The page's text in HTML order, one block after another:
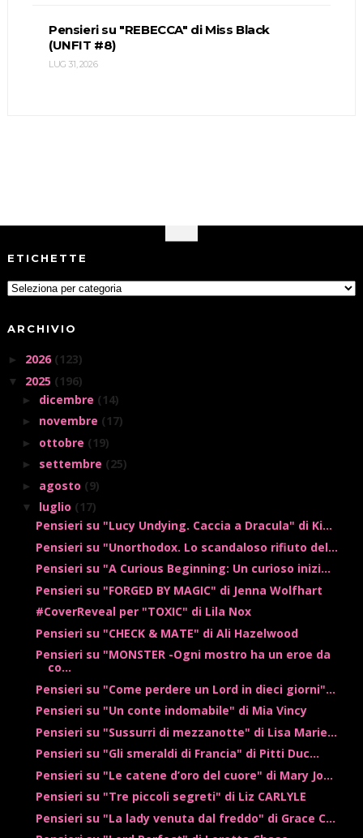
Pensieri su "REBECCA" di Miss Black
(UNFIT #8)
LUG 31, 2026
ETICHETTE
ARCHIVIO
► 2026 (123)
▼ 2025 (196)
► dicembre (14)
► novembre (17)
► ottobre (19)
► settembre (25)
► agosto (9)
▼ luglio (17)
Pensieri su "Lucy Undying. Caccia a Dracula" di Ki...
Pensieri su "Unorthodox. Lo scandaloso rifiuto del...
Pensieri su "A Curious Beginning: Un curioso inizi...
Pensieri su "FORGED BY MAGIC" di Jenna Wolfhart
#CoverReveal per "TOXIC" di Lila Nox
Pensieri su "CHECK & MATE" di Ali Hazelwood
Pensieri su "MONSTER -Ogni mostro ha un eroe da
co...
Pensieri su "Come perdere un Lord in dieci giorni"...
Pensieri su "Un conte indomabile" di Mia Vincy
Pensieri su "Sussurri di mezzanotte" di Lisa Marie...
Pensieri su "Gli smeraldi di Francia" di Pitti Duc...
Pensieri su "Le catene d’oro del cuore" di Mary Jo...
Pensieri su "Tre piccoli segreti" di Liz CARLYLE
Pensieri su "La lady venuta dal freddo" di Grace C...